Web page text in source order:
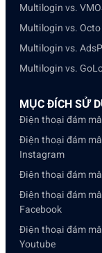
Multilogin vs.
Multilogin vs.
Multilogin vs.
Multilogin vs.
MỤC ĐÍCH SỬ
Điện thoại đám
Điện thoại đám
Instagram
Điện thoại đám
Điện thoại đám
Facebook
Điện thoại đám
Youtube